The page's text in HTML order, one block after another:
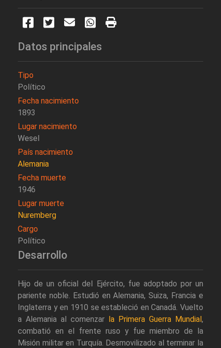
Datos principales
Tipo
Político
Fecha nacimiento
1893
Lugar nacimiento
Wesel
País nacimiento
Alemania
Fecha muerte
1946
Lugar muerte
Nuremberg
Cargo
Político
Desarrollo
Hijo de un oficial del Ejército, fue adoptado por un
pariente noble. Estudió en Alemania, Suiza, Francia e
Inglaterra y en 1910 se estableció en Canadá. Vuelto
a Alemania al comenzar la Primera Guerra Mundial,
combatió en el frente ruso y fue miembro de la
Misión militar en Turquía. Desmovilizado al terminar la